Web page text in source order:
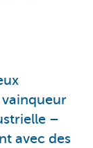
–
avec des